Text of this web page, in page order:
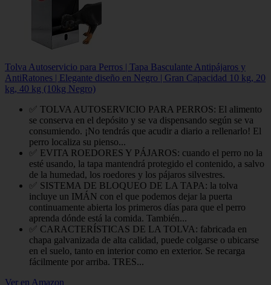
Tolva Autoservicio para Perros | Tapa Basculante Antipájaros y
AntiRatones | Elegante diseño en Negro | Gran Capacidad 10 kg, 20
kg, 40 kg (10kg Negro)
✅ TOLVA AUTOSERVICIO PARA PERROS: El alimento
se conserva en el depósito y se va dispensando según se va
consumiendo. ¡No tendrás que acudir a diario a rellenarlo! El
perro localiza su pienso...
✅ EVITA ROEDORES Y PÁJAROS: cuando el perro no la
esté usando, la tapa mantendrá protegido el contenido, a salvo
de la humedad, los roedores y los pájaros silvestres.
✅ SISTEMA DE BLOQUEO DE LA TAPA: la tolva
incluye un IMÁN con el que podemos dejar la puerta
continuamente abierta los primeros días para que el perro
aprenda dónde está la comida. También...
✅ CARACTERÍSTICAS DE LA TOLVA: fabricada en
chapa galvanizada de alta calidad, puede colgarse o ubicarse
en el suelo, tanto en interior como en exterior. Se recarga
fácilmente por arriba. TRES...
Ver en Amazon